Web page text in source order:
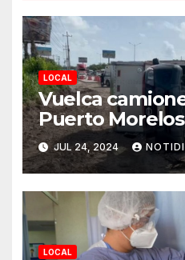
LOCAL
Vuelca
Puerto
Carmen
JUL 24, 2024
LOCAL